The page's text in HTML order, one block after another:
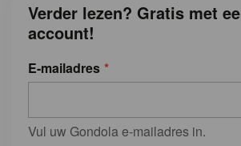
Verder lezen? Gratis met
account!
E-mailadres
Vul uw Gondola e-mailadres in.